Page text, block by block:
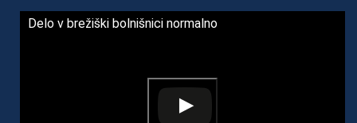
Delo v brežiški bolnišnici normalno